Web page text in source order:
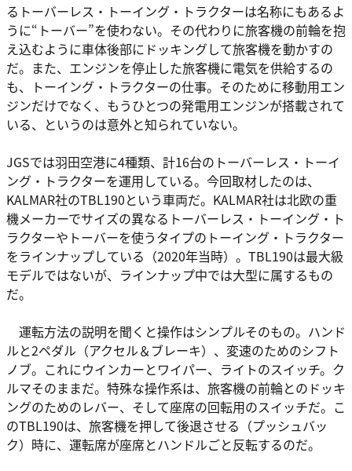
るトーバーレス・トーイング・トラクターは名称にもあるよ
うに“トーバー”を使わない。その代わりに旅客機の前輪を抱
え込むように車体後部にドッキングして旅客機を動かすの
だ。また、エンジンを停止した旅客機に電気を供給するの
も、トーイング・トラクターの仕事。そのために移動用エン
ジンだけでなく、もうひとつの発電用エンジンが搭載されて
いる、というのは意外と知られていない。
JGSでは羽田空港に4種類、計16台のトーバーレス・トーイ
ング・トラクターを運用している。今回取材したのは、
KALMAR社のTBL190という車両だ。KALMAR社は北欧の重
機メーカーでサイズの異なるトーバーレス・トーイング・ト
ラクターやトーバーを使うタイプのトーイング・トラクター
をラインナップしている（2020年当時）。TBL190は最大級
モデルではないが、ラインナップ中では大型に属するもの
だ。
運転方法の説明を聞くと操作はシンプルそのもの。ハンド
ルと2ペダル（アクセル＆ブレーキ）、変速のためのシフト
ノブ。これにウインカーとワイパー、ライトのスイッチ。ク
ルマそのままだ。特殊な操作系は、旅客機の前輪とのドッキ
ングのためのレバー、そして座席の回転用のスイッチだ。こ
のTBL190は、旅客機を押して後退させる（プッシュバッ
ク）時に、運転席が座席とハンドルごと反転するのだ。